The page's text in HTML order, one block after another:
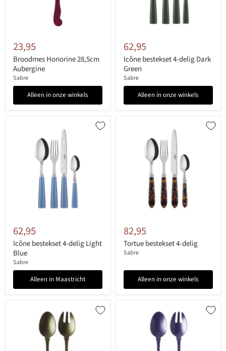
23,95
Broodmes Honorine 28,5cm
Aubergine
Sabre
Alleen in onze winkels
62,95
Icône bestekset 4-delig Dark
Green
Sabre
Alleen in onze winkels
62,95
Icône bestekset 4-delig Light
Blue
Sabre
Alleen in Maastricht
82,95
Tortue bestekset 4-delig
Sabre
Alleen in onze winkels